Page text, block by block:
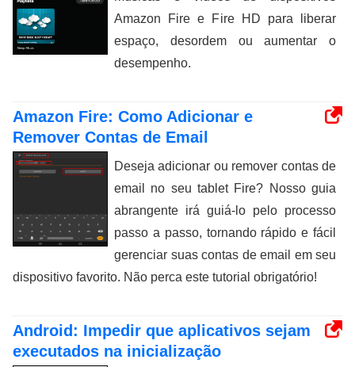
Amazon Fire e Fire HD para liberar
espaço, desordem ou aumentar o
desempenho.
Amazon Fire: Como Adicionar e
Remover Contas de Email
Deseja adicionar ou remover contas de
email no seu tablet Fire? Nosso guia
abrangente irá guiá-lo pelo processo
passo a passo, tornando rápido e fácil
gerenciar suas contas de email em seu
dispositivo favorito. Não perca este tutorial obrigatório!
Android: Impedir que aplicativos sejam
executados na inicialização